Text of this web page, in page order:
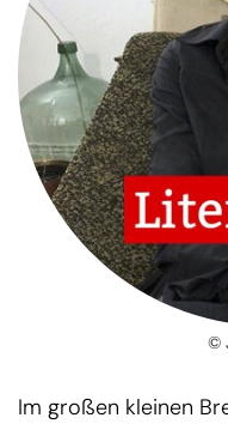
©
Im großen kleinen